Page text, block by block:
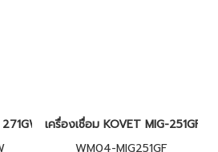
271GW 250Aเครื่องเชื่อม KOVET MIG-251GF
WM04-MIG251GF